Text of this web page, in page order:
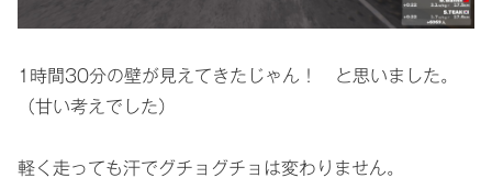
1時間30分の壁が見えてきたじゃん！ と思いました。
（甘い考えでした）
軽く走っても汗でグチョグチョは変わりません。